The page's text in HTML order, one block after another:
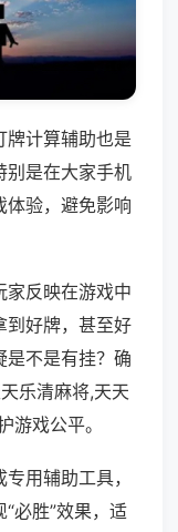
牌计算辅助也是
别是在大家手机
体验，避免影响
家反映在游戏中
到好牌，甚至好
是不是有挂？确
乐清麻将,天天
游戏公平。
用辅助工具，
必胜”效果，适